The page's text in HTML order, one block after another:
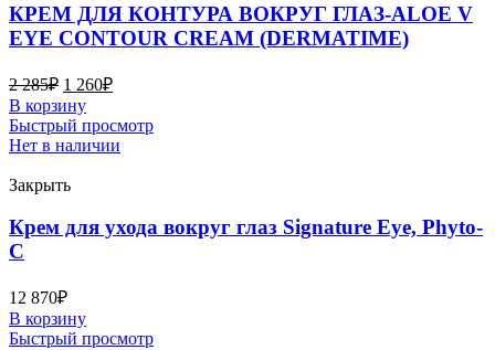
КРЕМ ДЛЯ КОНТУРА ВОКРУГ ГЛАЗ-ALOE V
EYE CONTOUR CREAM (DERMATIME)
2 285₽ 1 260₽
В корзину
Быстрый просмотр
Нет в наличии
Закрыть
Крем для ухода вокруг глаз Signature Eye, Phyto-
C
12 870₽
В корзину
Быстрый просмотр